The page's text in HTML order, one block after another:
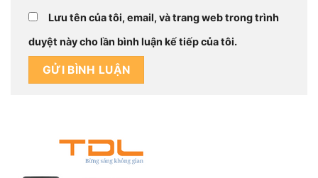
Lưu tên của tôi, email, và trang web trong trình
duyệt này cho lần bình luận kế tiếp của tôi.